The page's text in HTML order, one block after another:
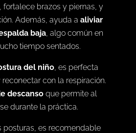
fortalece brazos y piernas, y
Además, ayuda a aliviar
baja, algo común en
tiempo sentados.
del niño, es perfecta
con la respiración.
descansoque permite al
durante la práctica.
posturas, es recomendable